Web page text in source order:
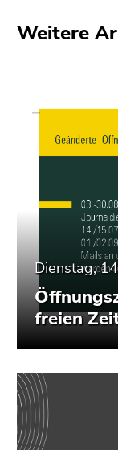
Weitere
Dienstag,
freien